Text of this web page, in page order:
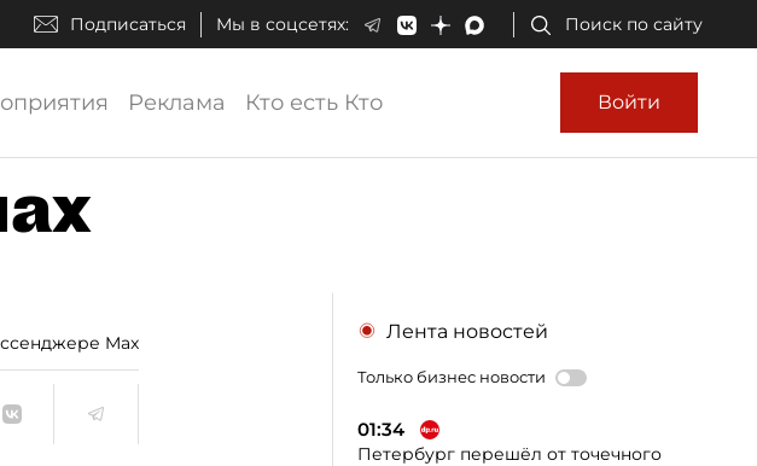
Подписаться Мы в соцсетях: Поиск по сайту
Реклама Кто есть Кто Войти
Max Лента новостей
Только бизнес новости
01:34
Петербург перешёл от точечного